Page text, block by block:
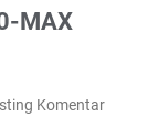
MAX
Komentar